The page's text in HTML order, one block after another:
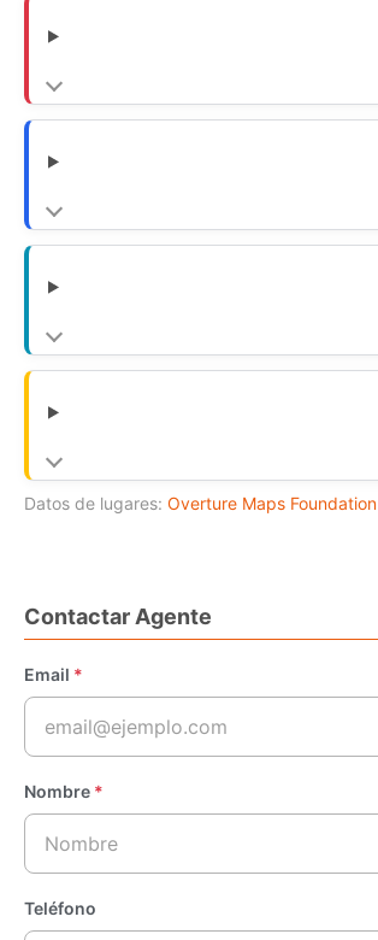
Datos de lugares: Overture Maps Foundation
Contactar Agente
Email *
Nombre *
Teléfono